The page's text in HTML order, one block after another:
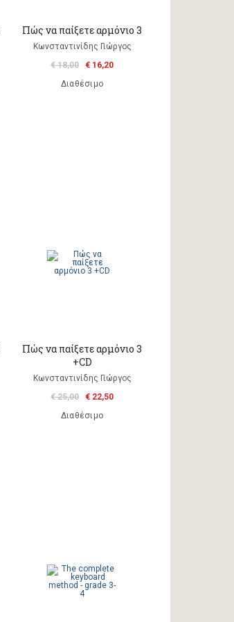
Πώς να παίξετε αρμόνιο 3
Κωνσταντινίδης Γιώργος
€ 18,00
€ 16,20
Διαθέσιμο
Πώς να παίξετε αρμόνιο 3
+CD
Κωνσταντινίδης Γιώργος
€ 25,00
€ 22,50
Διαθέσιμο